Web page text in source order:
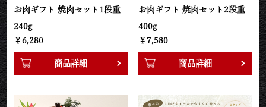
お肉ギフト 焼肉セット1段重
240g
￥6,280
商品詳細
お肉ギフト 焼肉セット2段重
400g
￥7,580
商品詳細